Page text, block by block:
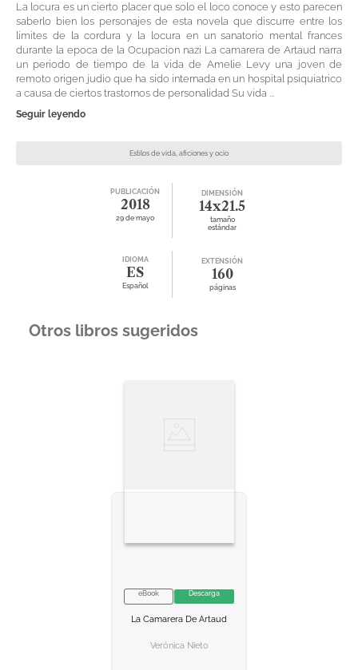
La locura es un cierto placer que solo el loco conoce y esto parecen
saberlo bien los personajes de esta novela que discurre entre los
limites de la cordura y la locura en un sanatorio mental frances
durante la epoca de la Ocupacion nazi La camarera de Artaud narra
un periodo de tiempo de la vida de Amelie Levy una joven de
remoto origen judio que ha sido internada en un hospital psiquiatrico
a causa de ciertos trastornos de personalidad Su vida ...
Seguir leyendo
Estilos de vida, aficiones y ocio
PUBLICACIÓN
2018
29 de mayo
DIMENSIÓN
14x21.5
tamaño
estándar
IDIOMA
ES
Español
EXTENSIÓN
160
páginas
Otros libros sugeridos
VER INFORMACION
eBook Descarga
La Camarera De Artaud
Verónica Nieto